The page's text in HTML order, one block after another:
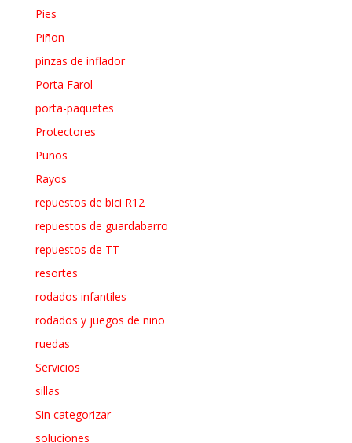
Pies
Piñon
pinzas de inflador
Porta Farol
porta-paquetes
Protectores
Puños
Rayos
repuestos de bici R12
repuestos de guardabarro
repuestos de TT
resortes
rodados infantiles
rodados y juegos de niño
ruedas
Servicios
sillas
Sin categorizar
soluciones